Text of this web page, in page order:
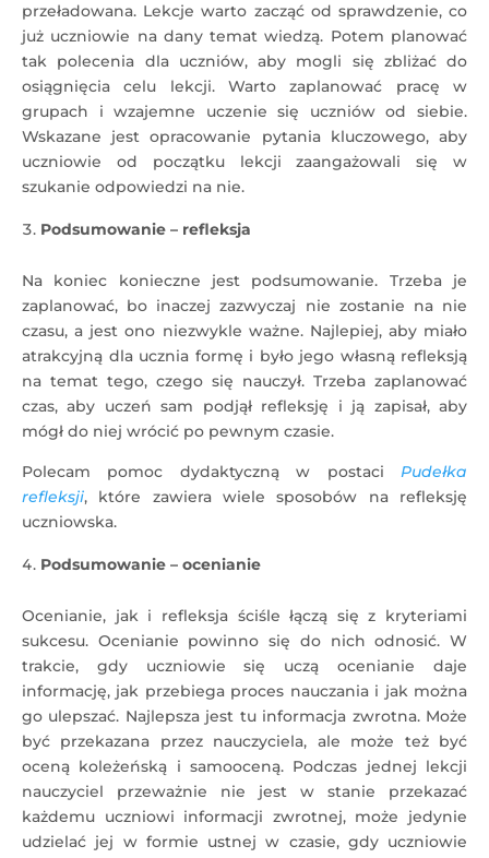
przeładowana. Lekcje warto zacząć od sprawdzenie, co
już uczniowie na dany temat wiedzą. Potem planować
tak polecenia dla uczniów, aby mogli się zbliżać do
osiągnięcia celu lekcji. Warto zaplanować pracę w
grupach i wzajemne uczenie się uczniów od siebie.
Wskazane jest opracowanie pytania kluczowego, aby
uczniowie od początku lekcji zaangażowali się w
szukanie odpowiedzi na nie.
Podsumowanie – refleksja
Na koniec konieczne jest podsumowanie. Trzeba je
zaplanować, bo inaczej zazwyczaj nie zostanie na nie
czasu, a jest ono niezwykle ważne. Najlepiej, aby miało
atrakcyjną dla ucznia formę i było jego własną refleksją
na temat tego, czego się nauczył. Trzeba zaplanować
czas, aby uczeń sam podjął refleksję i ją zapisał, aby
mógł do niej wrócić po pewnym czasie.
Polecam pomoc dydaktyczną w postaci Pudełka
refleksji, które zawiera wiele sposobów na refleksję
uczniowska.
Podsumowanie – ocenianie
Ocenianie, jak i refleksja ściśle łączą się z kryteriami
sukcesu. Ocenianie powinno się do nich odnosić. W
trakcie, gdy uczniowie się uczą ocenianie daje
informację, jak przebiega proces nauczania i jak można
go ulepszać. Najlepsza jest tu informacja zwrotna. Może
być przekazana przez nauczyciela, ale może też być
oceną koleżeńską i samooceną. Podczas jednej lekcji
nauczyciel przeważnie nie jest w stanie przekazać
każdemu uczniowi informacji zwrotnej, może jedynie
udzielać jej w formie ustnej w czasie, gdy uczniowie